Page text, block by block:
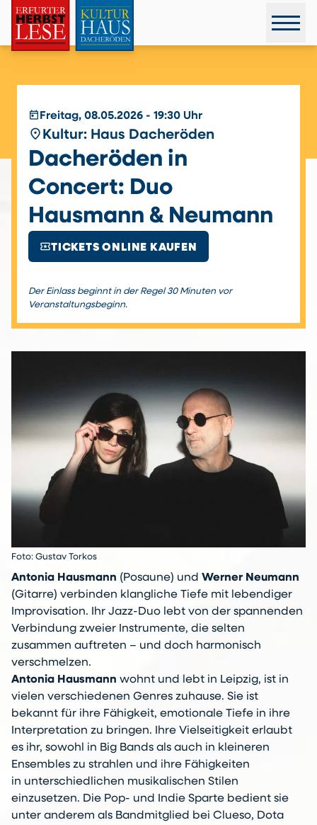
today Freitag, 08.05.2026 - 19:30 Uhr
place Kultur: Haus Dacheröden
Dacheröden in
Concert: Duo
Hausmann & Neumann
local_activityTICKETS ONLINE KAUFEN
Der Einlass beginnt in der Regel 30 Minuten vor
Veranstaltungsbeginn.
Foto: Gustav Torkos
Antonia Hausmann (Posaune) und Werner Neumann
(Gitarre) verbinden klangliche Tiefe mit lebendiger
Improvisation. Ihr Jazz-Duo lebt von der spannenden
Verbindung zweier Instrumente, die selten
zusammen auftreten – und doch harmonisch
verschmelzen.
Antonia Hausmann wohnt und lebt in Leipzig, ist in
vielen verschiedenen Genres zuhause. Sie ist
bekannt für ihre Fähigkeit, emotionale Tiefe in ihre
Interpretation zu bringen. Ihre Vielseitigkeit erlaubt
es ihr, sowohl in Big Bands als auch in kleineren
Ensembles zu strahlen und ihre Fähigkeiten
in unterschiedlichen musikalischen Stilen
einzusetzen. Die Pop- und Indie Sparte bedient sie
unter anderem als Bandmitglied bei Clueso, Dota